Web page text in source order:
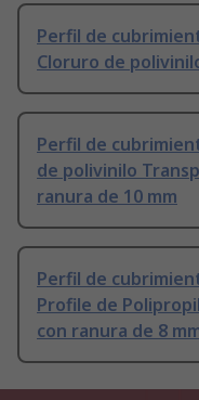
Perfil de
Cloruro de
Perfil de
de polivinilo
ranura de 10 mm
Perfil de
Profile de
con ranura de 8